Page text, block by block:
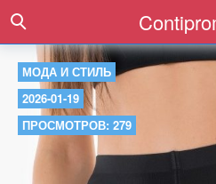
МОДА И СТИЛЬ
2026-01-19
ПРОСМОТРОВ: 279